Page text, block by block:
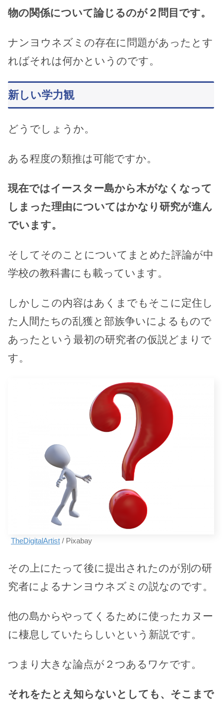
物の関係について論じるのが２問目です。
ナンヨウネズミの存在に問題があったとす
ればそれは何かというのです。
新しい学力観
どうでしょうか。
ある程度の類推は可能ですか。
現在ではイースター島から木がなくなって
しまった理由についてはかなり研究が進ん
でいます。
そしてそのことについてまとめた評論が中
学校の教科書にも載っています。
しかしこの内容はあくまでもそこに定住し
た人間たちの乱獲と部族争いによるもので
あったという最初の研究者の仮説どまりで
す。
TheDigitalArtist / Pixabay
その上にたって後に提出されたのが別の研
究者によるナンヨウネズミの説なのです。
他の島からやってくるために使ったカヌー
に棲息していたらしいという新説です。
つまり大きな論点が２つあるワケです。
それをたとえ知らないとしても、そこまで